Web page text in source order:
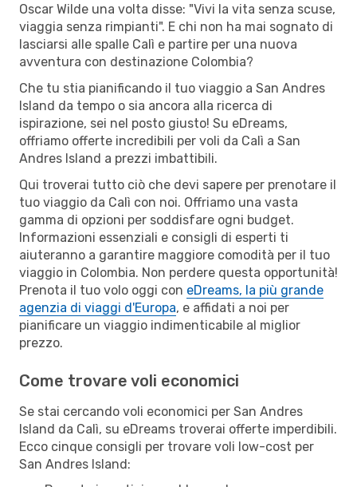
Oscar Wilde una volta disse: "Vivi la vita senza scuse,
viaggia senza rimpianti". E chi non ha mai sognato di
lasciarsi alle spalle Calì e partire per una nuova
avventura con destinazione Colombia?
Che tu stia pianificando il tuo viaggio a San Andres
Island da tempo o sia ancora alla ricerca di
ispirazione, sei nel posto giusto! Su eDreams,
offriamo offerte incredibili per voli da Calì a San
Andres Island a prezzi imbattibili.
Qui troverai tutto ciò che devi sapere per prenotare il
tuo viaggio da Calì con noi. Offriamo una vasta
gamma di opzioni per soddisfare ogni budget.
Informazioni essenziali e consigli di esperti ti
aiuteranno a garantire maggiore comodità per il tuo
viaggio in Colombia. Non perdere questa opportunità!
Prenota il tuo volo oggi con eDreams, la più grande
agenzia di viaggi d'Europa, e affidati a noi per
pianificare un viaggio indimenticabile al miglior
prezzo.
Come trovare voli economici
Se stai cercando voli economici per San Andres
Island da Calì, su eDreams troverai offerte imperdibili.
Ecco cinque consigli per trovare voli low-cost per
San Andres Island: